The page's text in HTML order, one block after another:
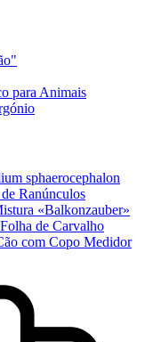
para Animais
sphaerocephalon
Ranúnculos
«Balkonzauber»
de Carvalho
com Copo Medidor